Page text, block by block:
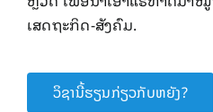
ເສດຖະກິດ-ສັງຄົມ.
ວິຊານີ້ຮຽນກ່ຽວກັບຫຍັງ?